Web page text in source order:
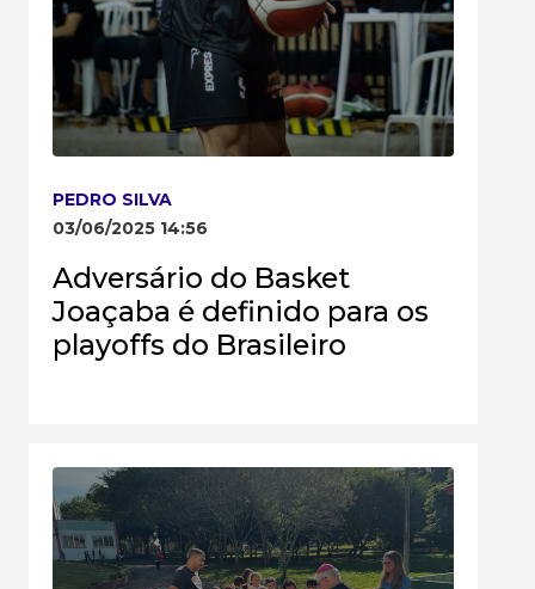
PEDRO SILVA
03/06/2025 14:56
Adversário do Basket
Joaçaba é definido para os
playoffs do Brasileiro